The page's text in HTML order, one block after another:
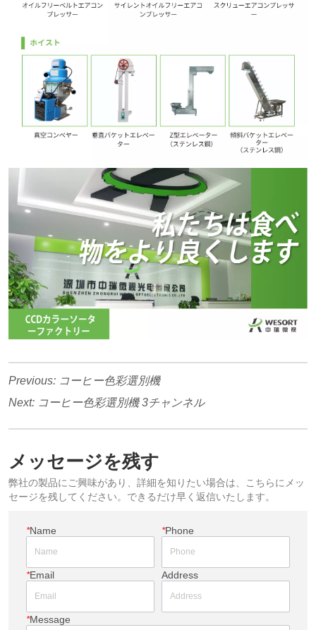
Previous: コーヒー色彩選別機
Next: コーヒー色彩選別機 3チャンネル
メッセージを残す
弊社の製品にご興味があり、詳細を知りたい場合は、こちらにメッ
セージを残してください。できるだけ早く返信いたします。
*Name *Phone
*Email Address
*Message